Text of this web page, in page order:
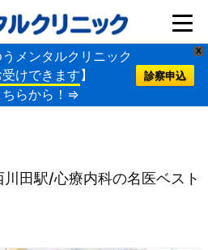
X
メンタルクリニック
けできます】
ちらから！⇒
診察申込
田駅/心療内科の名医ベスト